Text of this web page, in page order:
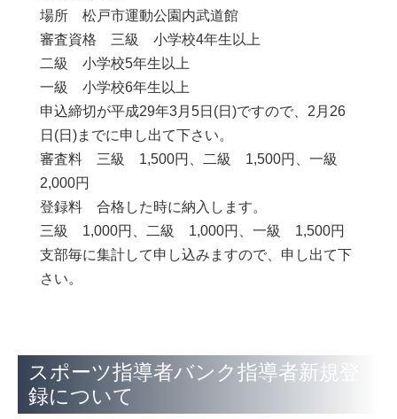
場所 松戸市運動公園内武道館
審査資格 三級 小学校4年生以上
二級 小学校5年生以上
一級 小学校6年生以上
申込締切が平成29年3月5日(日)ですので、2月26
日(日)までに申し出て下さい。
審査料 三級 1,500円、二級 1,500円、一級
2,000円
登録料 合格した時に納入します。
三級 1,000円、二級 1,000円、一級 1,500円
支部毎に集計して申し込みますので、申し出て下
さい。
スポーツ指導者バンク指導者新規登
録について